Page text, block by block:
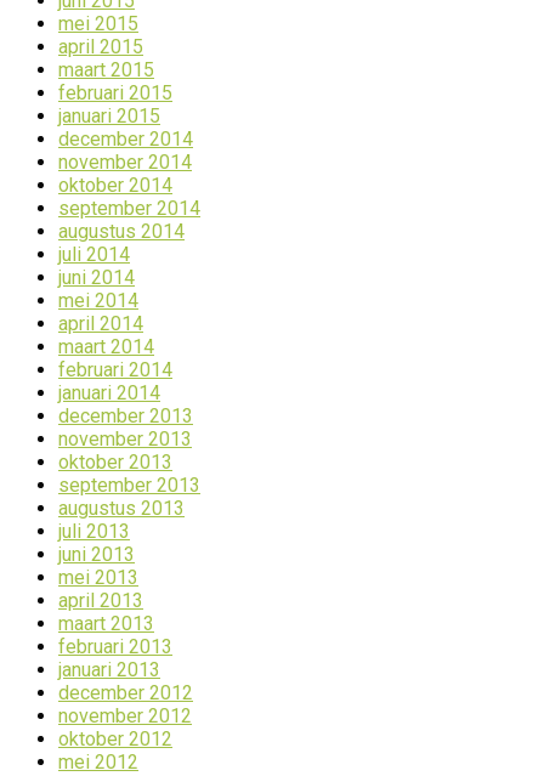
mei 2015
april 2015
maart 2015
februari 2015
januari 2015
december 2014
november 2014
oktober 2014
september 2014
augustus 2014
juli 2014
juni 2014
mei 2014
april 2014
maart 2014
februari 2014
januari 2014
december 2013
november 2013
oktober 2013
september 2013
augustus 2013
juli 2013
juni 2013
mei 2013
april 2013
maart 2013
februari 2013
januari 2013
december 2012
november 2012
oktober 2012
mei 2012